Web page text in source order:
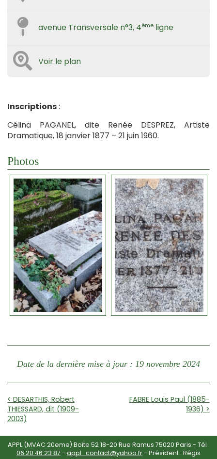
avenue Transversale n°3, 4ème ligne
Voir le plan
Inscriptions:
Célina PAGANEL, dite Renée DESPREZ, Artiste
Dramatique, 18 janvier 1877 – 21 juin 1960.
Photos
Date de la dernière mise à jour : 19 novembre 2024
< DESARTHIS, Robert
THIESSARD, dit (1909-
2003)
FABRE Louis Paul (1885-
1936) >
APPL (MVAC 20eme) Boite 52 18-20 Rue Ramus 75020 Paris - Tél :
06 20 46 23 87 - appl_contact@yahoo.fr- Président : Régis